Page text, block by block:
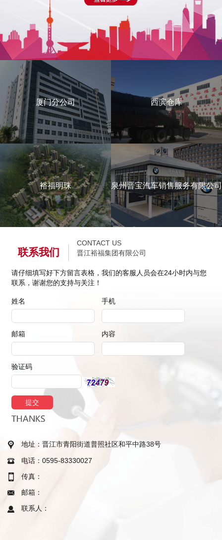
厦门分公司
西滨仓库
了解详情
西滨仓库
裕福明珠
泉州晋宝汽车销售服务有限公司
了解详情
泉州晋宝汽车销售服务有限公司
联系我们
CONTACT US
晋江裕福集团有限公司
请仔细填写好下方留言表格，我们的客服人员会在24小时内与您
联系，谢谢您的支持与关注！
姓名 手机
邮箱 内容
验证码
地址：晋江市青阳街道普照社区和平中路38号
电话：0595-83330027
传真：
邮箱：
联系人：